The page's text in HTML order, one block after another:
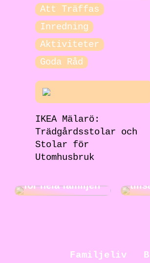
Att Träffas
Inredning
Aktiviteter
Goda Råd
IKEA Mälarö:
Trädgårdsstolar och
Stolar för
Utomhusbruk
för hela familjen
Jakt
Familjeliv